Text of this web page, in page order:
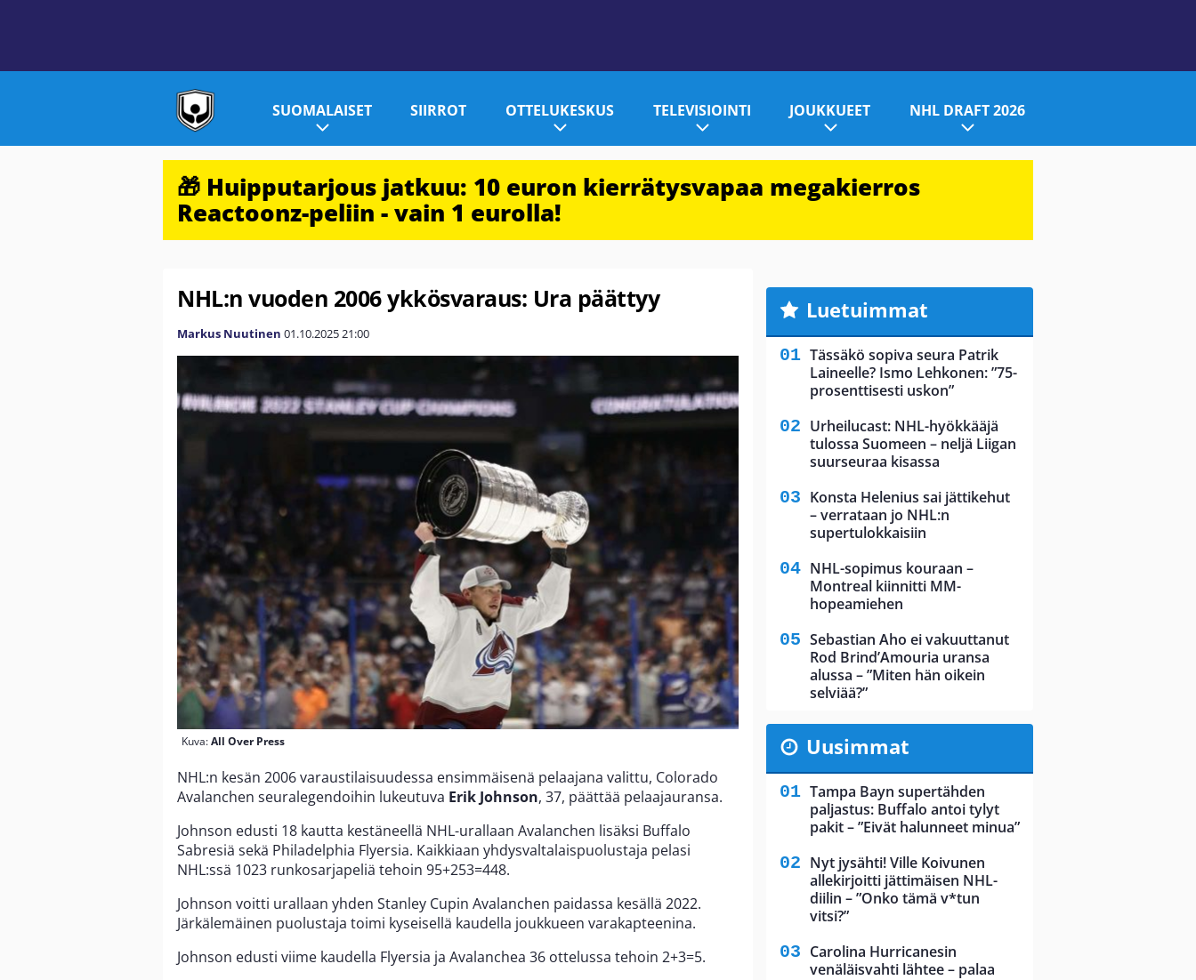
SUOMALAISET SIIRROT OTTELUKESKUS TELEVISIOINTI JOUKKUEET NHL DRAFT 2026
🎁 Huipputarjous jatkuu: 10 euron kierrätysvapaa megakierros
Reactoonz-peliin - vain 1 eurolla!
NHL:n vuoden 2006 ykkösvaraus: Ura päättyy
Markus Nuutinen 01.10.202521:00
Kuva:All Over Press
NHL:n kesän 2006 varaustilaisuudessa ensimmäisenä pelaajana valittu, Colorado
Avalanchen seuralegendoihin lukeutuva Erik Johnson, 37, päättää pelaajauransa.
Johnson edusti 18 kautta kestäneellä NHL-urallaan Avalanchen lisäksi Buffalo
Sabresiä sekä Philadelphia Flyersia. Kaikkiaan yhdysvaltalaispuolustaja pelasi
NHL:ssä 1023 runkosarjapeliä tehoin 95+253=448.
Johnson voitti urallaan yhden Stanley Cupin Avalanchen paidassa kesällä 2022.
Järkälemäinen puolustaja toimi kyseisellä kaudella joukkueen varakapteenina.
Johnson edusti viime kaudella Flyersia ja Avalanchea 36 ottelussa tehoin 2+3=5.
Luetuimmat
Tässäkö sopiva seura Patrik
Laineelle? Ismo Lehkonen: ”75-
prosenttisesti uskon”
Urheilucast: NHL-hyökkääjä
tulossa Suomeen – neljä Liigan
suurseuraa kisassa
Konsta Helenius sai jättikehut
– verrataan jo NHL:n
supertulokkaisiin
NHL-sopimus kouraan –
Montreal kiinnitti MM-
hopeamiehen
Sebastian Aho ei vakuuttanut
Rod Brind’Amouria uransa
alussa – ”Miten hän oikein
selviää?”
Uusimmat
Tampa Bayn supertähden
paljastus: Buffalo antoi tylyt
pakit – ”Eivät halunneet minua”
Nyt jysähti! Ville Koivunen
allekirjoitti jättimäisen NHL-
diilin – ”Onko tämä v*tun
vitsi?”
Carolina Hurricanesin
venäläisvahti lähtee – palaa